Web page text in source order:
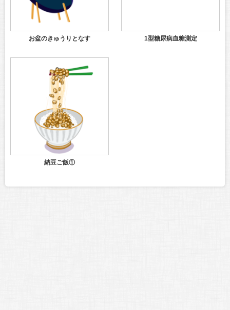
お盆のきゅうりとなす 1型糖尿病血糖測定
納豆ご飯①